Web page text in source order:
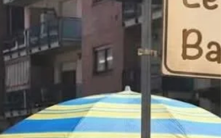
“Un’ora di tempo per andare da piazza Derna
all’Iveco mi pare un eccesso, soprattutto per chi
utilizza la navetta che sostituisce il 4 per andare al
lavoro”. Ad affermarlo è Lisa, una residente che
ieri, martedì 9 giugno, si è trovata a bordo di un
bus rimasto imbottigliato nel traffico di corso
Giulio Cesare, poco dopo le 8 del mattino. In
tratto di strada sono in corso complessi lavori di
manutenzione straordinaria iniziati il 25 agosto del